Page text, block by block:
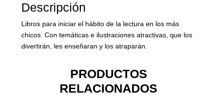
Descripción
Libros para iniciar el hábito de la lectura en los más
chicos. Con temáticas e ilustraciones atractivas, que los
divertirán, les enseñaran y los atraparán.
PRODUCTOS
RELACIONADOS